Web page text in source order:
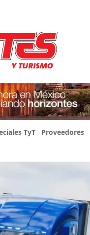
TyT Proveedores